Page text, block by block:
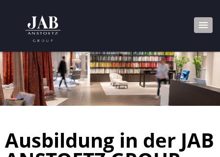
Ausbildung in der JAB